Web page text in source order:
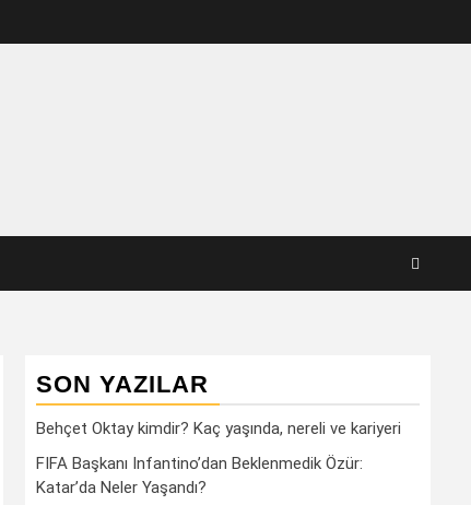
SON YAZILAR
Behçet Oktay kimdir? Kaç yaşında, nereli ve kariyeri
FIFA Başkanı Infantino’dan Beklenmedik Özür:
Katar’da Neler Yaşandı?